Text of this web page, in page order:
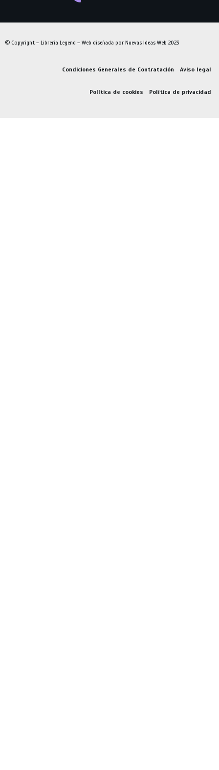
© Copyright – Libreria Legend – Web diseñada por Nuevas Ideas Web 2023
Condiciones Generales de Contratación Aviso legal
Política de cookies Política de privacidad